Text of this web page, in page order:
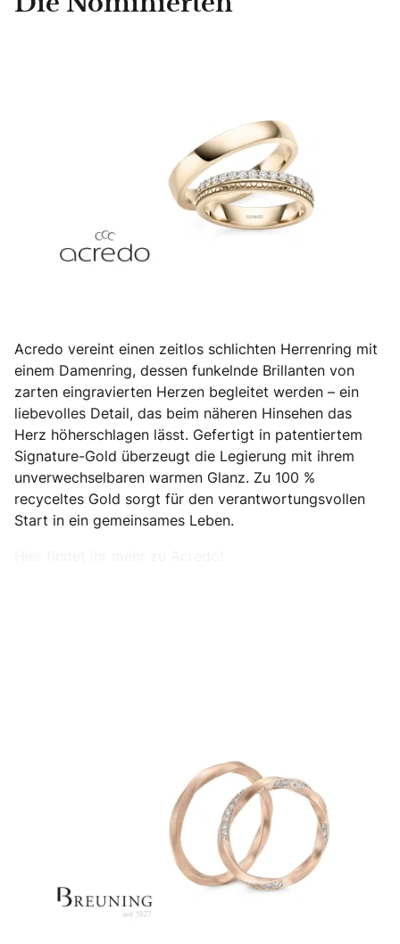
Acredo vereint einen zeitlos schlichten Herrenring mit
einem Damenring, dessen funkelnde Brillanten von
zarten eingravierten Herzen begleitet werden – ein
liebevolles Detail, das beim näheren Hinsehen das
Herz höherschlagen lässt. Gefertigt in patentiertem
Signature-Gold überzeugt die Legierung mit ihrem
unverwechselbaren warmen Glanz. Zu 100 %
recyceltes Gold sorgt für den verantwortungsvollen
Start in ein gemeinsames Leben.